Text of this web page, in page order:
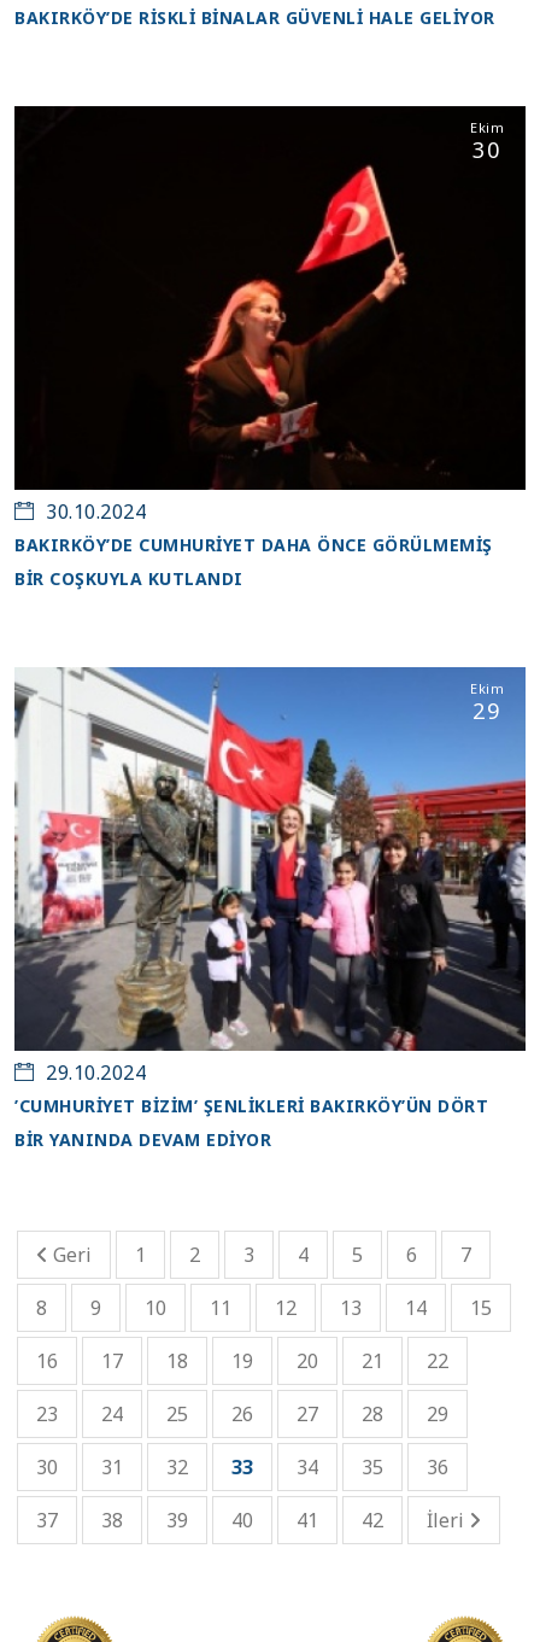
BAKIRKÖY’DE RİSKLİ BİNALAR GÜVENLİ HALE GELİYOR
Ekim
30
30.10.2024
BAKIRKÖY’DE CUMHURİYET DAHA ÖNCE GÖRÜLMEMİŞ
BİR COŞKUYLA KUTLANDI
Ekim
29
29.10.2024
’CUMHURİYET BİZİM’ ŞENLİKLERİ BAKIRKÖY’ÜN DÖRT
BİR YANINDA DEVAM EDİYOR
Geri 1 2 3 4 5 6
7
8
9 10 11 12 13 14
15
16
17 18 19 20 21
22
23
24 25 26 27 28
29
30
31 32 33 34 35
36
37
38 39 40 41 42 İleri